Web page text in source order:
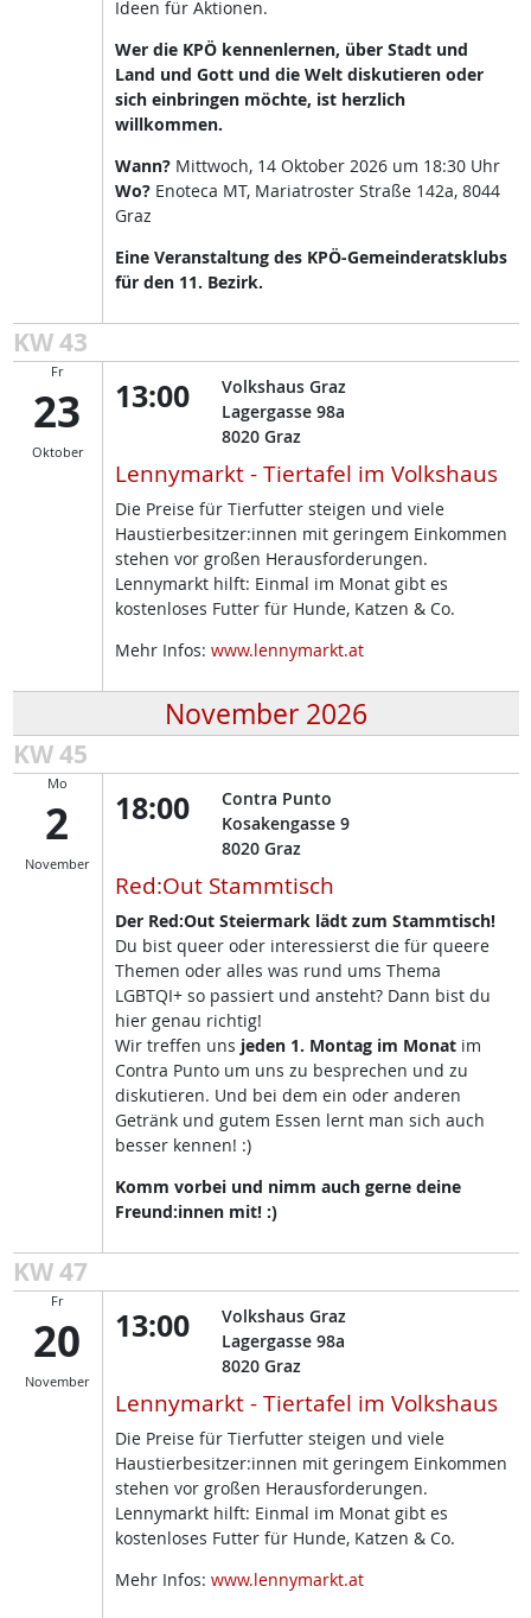
Ideen für Aktionen.
Wer die KPÖ kennenlernen, über Stadt und
Land und Gott und die Welt diskutieren oder
sich einbringen möchte, ist herzlich
willkommen.
Wann? Mittwoch, 14 Oktober 2026 um 18:30 Uhr
Wo? Enoteca MT, Mariatroster Straße 142a, 8044
Graz
Eine Veranstaltung des KPÖ-Gemeinderatsklubs
für den 11. Bezirk.
KW 43
Fr
23
Oktober
13:00
Volkshaus Graz
Lagergasse 98a
8020 Graz
Lennymarkt - Tiertafel im Volkshaus
Die Preise für Tierfutter steigen und viele
Haustierbesitzer:innen mit geringem Einkommen
stehen vor großen Herausforderungen.
Lennymarkt hilft: Einmal im Monat gibt es
kostenloses Futter für Hunde, Katzen & Co.
Mehr Infos: www.lennymarkt.at
November 2026
KW 45
Mo
2
November
18:00
Contra Punto
Kosakengasse 9
8020 Graz
Red:Out Stammtisch
Der Red:Out Steiermark lädt zum Stammtisch!
Du bist queer oder interessierst die für queere
Themen oder alles was rund ums Thema
LGBTQI+ so passiert und ansteht? Dann bist du
hier genau richtig!
Wir treffen uns jeden 1. Montag im Monatim
Contra Punto um uns zu besprechen und zu
diskutieren. Und bei dem ein oder anderen
Getränk und gutem Essen lernt man sich auch
besser kennen! :)
Komm vorbei und nimm auch gerne deine
Freund:innen mit! :)
KW 47
Fr
20
November
13:00
Volkshaus Graz
Lagergasse 98a
8020 Graz
Lennymarkt - Tiertafel im Volkshaus
Die Preise für Tierfutter steigen und viele
Haustierbesitzer:innen mit geringem Einkommen
stehen vor großen Herausforderungen.
Lennymarkt hilft: Einmal im Monat gibt es
kostenloses Futter für Hunde, Katzen & Co.
Mehr Infos: www.lennymarkt.at